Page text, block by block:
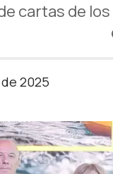
cartas de
2025